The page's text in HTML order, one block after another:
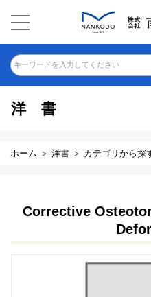
キーワードを入力してください
洋書
ホーム 洋書 カテゴリから探
Corrective